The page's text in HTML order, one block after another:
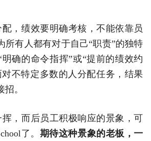
，绩效要明确考核，不能依靠员
所有人都有对于自己“职责”的独特
确的命令指挥”或“提前的绩效约
不特定多数的人分配任务，结果
。
，而后员工积极响应的景象，可
了。 期待这种景象的老板，一